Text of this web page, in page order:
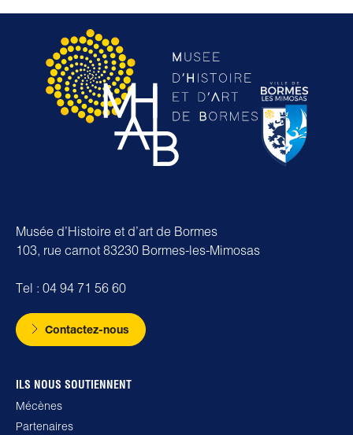
Musée d’Histoire et d’art de Bormes
103, rue carnot 83230 Bormes-les-Mimosas
Tel : 04 94 71 56 60
Contactez-nous
ILS NOUS SOUTIENNENT
Mécènes
Partenaires